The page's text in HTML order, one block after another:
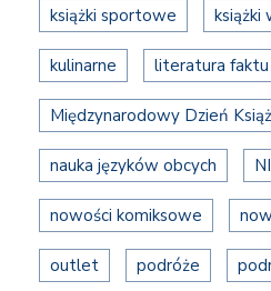
książki sportowe książki
kulinarne literatura faktu
Międzynarodowy Dzień
nauka języków obcych
nowości komiksowe
outlet podróże